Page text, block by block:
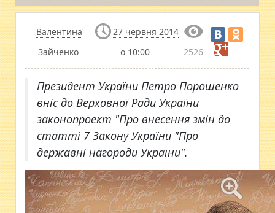
Валентина
Зайченко
27 червня 2014
о 10:00
2526
Президент України Петро Порошенко
вніс до Верховної Ради України
законопроект "Про внесення змін до
статті 7 Закону України "Про
державні нагороди України".